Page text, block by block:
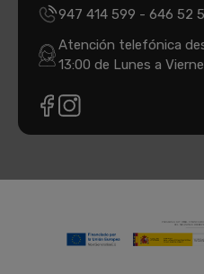
947 414 599 - 646 52
Atención telefónica
13:00 de Lunes a